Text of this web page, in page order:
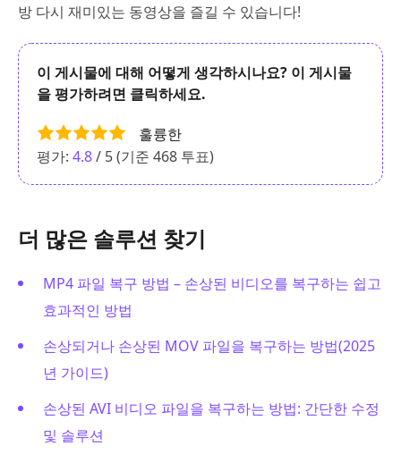
방 다시 재미있는 동영상을 즐길 수 있습니다!
이 게시물에 대해 어떻게 생각하시나요? 이 게시물
을 평가하려면 클릭하세요.
훌륭한
평가: 4.8/ 5 (기준 468 투표)
더 많은 솔루션 찾기
MP4 파일 복구 방법 – 손상된 비디오를 복구하는 쉽고
효과적인 방법
손상되거나 손상된 MOV 파일을 복구하는 방법(2025
년 가이드)
손상된 AVI 비디오 파일을 복구하는 방법: 간단한 수정
및 솔루션